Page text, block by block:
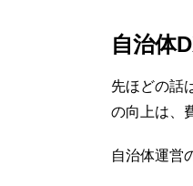
自治体
先ほどの話
の向上は、
自治体運営